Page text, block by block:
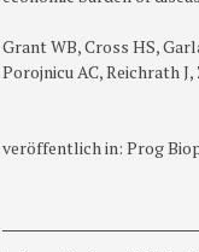
Grant WB, Cross HS,
Porojnicu AC, Reichrath
veröffentlich in: Prog